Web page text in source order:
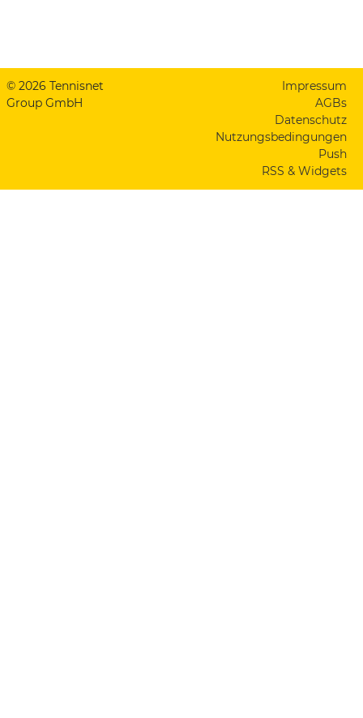
© 2026 Tennisnet
Group GmbH
Impressum
AGBs
Datenschutz
Nutzungsbedingungen
Push
RSS & Widgets